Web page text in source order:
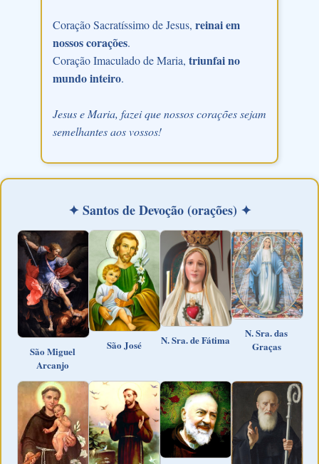
Coração Sacratíssimo de Jesus, reinai em
nossos corações.
Coração Imaculado de Maria, triunfai no
mundo inteiro.
Jesus e Maria, fazei que nossos corações sejam
semelhantes aos vossos!
✦ Santos de Devoção (orações) ✦
São Miguel
Arcanjo
São José N. Sra. de Fátima
N. Sra. das
Graças